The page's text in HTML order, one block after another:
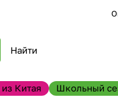
Китая Школьный